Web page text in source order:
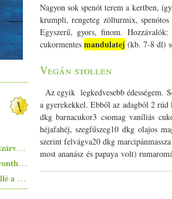
Pisto, azaz a spanyolok lecsója - egy huszárvágással tesszük laktatóbbá
Egyszerűen elkészíthető ételek - 10+1 elronthatatlan recept kezdő konyhatündéreknek
Ezekkel a főételekkel nem nyúlhatsz mellé a hőségben - 5+1 kánikularecept
gyümölcs vagy olajos mag. Ha
tudnak ezek a magok? Nem csupán
egyszerű zselésítő Sokan csak azért
tud: Természetes gyulladáscsökkentő:
folyadékot megkötni, így segít a
de több kalcium van benne
ami védi a csontokat és támogatja
miatt fontos; áztatáskor értékes
gyomor és a belek falát. Tisztító
tisztulását. Hántolt kendermag Teljes
az összes esszenciális aminosavat,
Omega-3 és Omega-6 zsírsavak
Nagyon sok spenót terem a kertben,
krumpli, rengeteg zölturmix, spenótos
Egyszerű, gyors, finom.
cukormentes mandulatej (kb. 7-8 dl)
Vegán stollen
Az egyik legkedvesebb édességem.
a gyerekekkel. Ebből az adagból 2
dkg barnacukor3 csomag vaníliás
héjafahéj, szegfűszeg10 dkg olajos
szerint felvágva20 dkg
most ananász és papaya volt)
dagasztunk. Meleg helyen kb 40
újabb 40 percig kelesztjük. Ezután